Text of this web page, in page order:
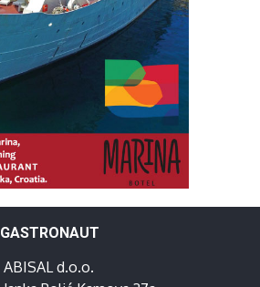
GASTRONAUT
ABISAL d.o.o.